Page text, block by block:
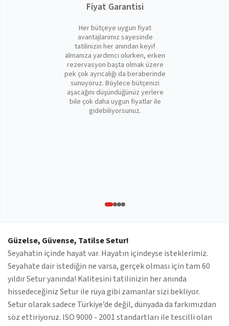
Fiyat Garantisi
Her bütçeye uygun fiyat
avantajlarımız sayesinde
tatilinizin her anından keyif
almanıza yardımcı olurken, erken
rezervasyon başta olmak üzere
pek çok ayrıcalığı da beraberinde
sunuyoruz. Böylece bütçenizi
aşacağını düşündüğünüz yerlere
bile çok daha uygun fiyatlar ile
gidebiliyorsunuz.
Güzelse, Güvense, Tatilse Setur!
Seyahatin içinde hayat var. Hayatın içindeyse isteklerimiz.
Seyahate dair istediğin ne varsa, gerçek olması için tam 60
yıldır Setur yanında! Kalitesini tatilinizin her anında
hissedeceğiniz Setur ile rüya gibi zamanlar sizi bekliyor.
Setur olarak sadece Türkiye’de değil, dünyada da farkımızdan
söz ettiriyoruz. ISO 9000 - 2001 standartları ile tescilli olan